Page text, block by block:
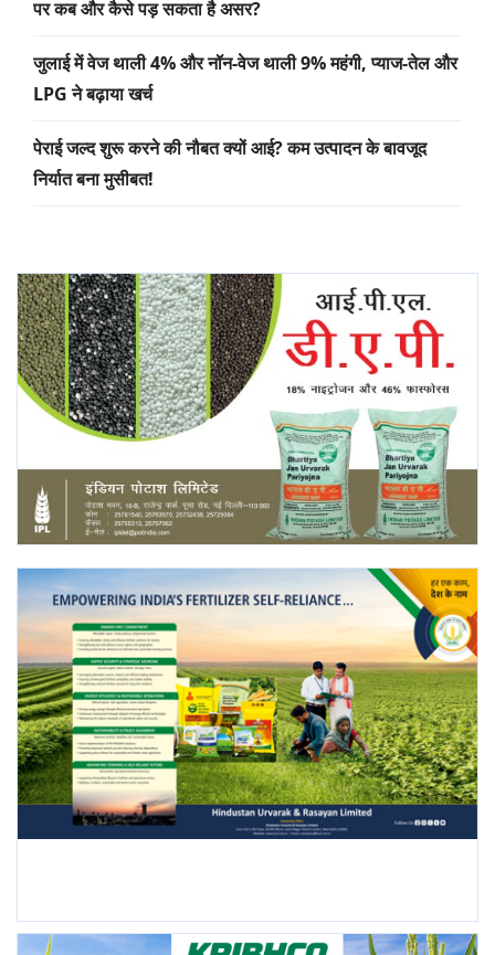
पर कब और कैसे पड़ सकता है असर?
जुलाई में वेज थाली 4% और नॉन-वेज थाली 9% महंगी, प्याज-तेल और
LPG ने बढ़ाया खर्च
पेराई जल्द शुरू करने की नौबत क्यों आई? कम उत्पादन के बावजूद
निर्यात बना मुसीबत!